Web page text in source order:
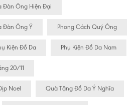
Đàn Ông Hiện Đại
Đàn Ông Ý Phong Cách Quý Ông
Kiện Đồ Da Phụ Kiện Đồ Da Nam
20/11
Noel Quà Tặng Đồ Da Ý Nghĩa